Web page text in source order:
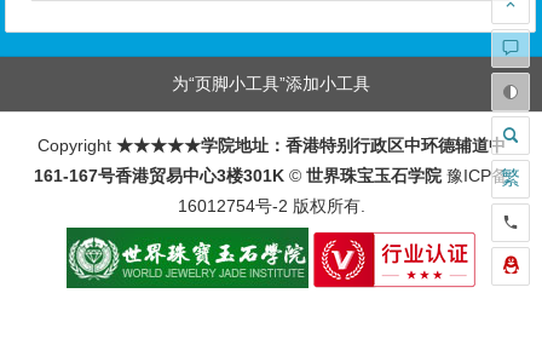
为“页脚小工具”添加小工具
Copyright ★★★★★学院地址：香港特别行政区中环德辅道中
161-167号香港贸易中心3楼301K © 世界珠宝玉石学院 豫ICP备
16012754号-2 版权所有.
繁